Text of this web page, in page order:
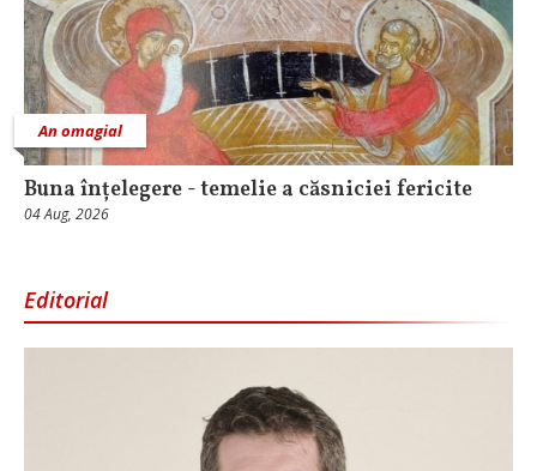
An omagial
Buna înțelegere - temelie a căsniciei fericite
04 Aug, 2026
Editorial